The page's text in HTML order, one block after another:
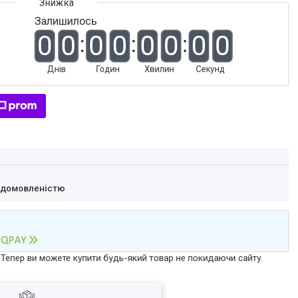
Залишилось
0 0
Днів
0 0
Годин
0 0
Хвилин
0 0
Секунд
Тепер ви можете купити будь-який товар не покидаючи сайту.